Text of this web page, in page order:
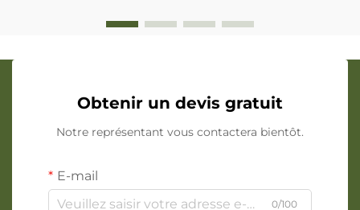
Obtenir un devis gratuit
Notre représentant vous contactera bientôt.
E-mail
0/100